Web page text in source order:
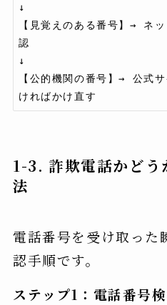
↓
【見覚えのある番号】→ ネ
認
↓
【公的機関の番号】→ 公式
1-3. 詐欺電話かどう
法
電話番号を受け取った
認手順です。
ステップ1：電話番号